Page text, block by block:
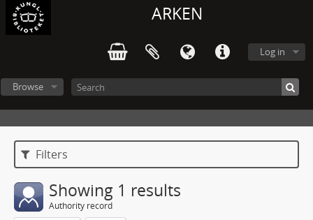
ARKEN
Log in
Browse
Filters
Showing 1 results
Authority record